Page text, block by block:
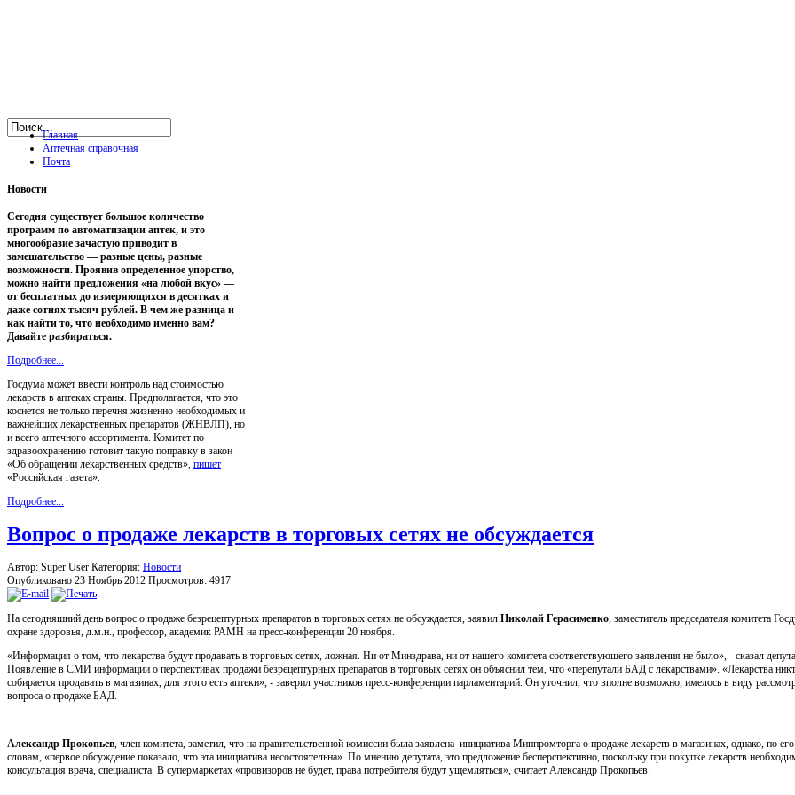
Главная
Аптечная справочная
Почта
Новости
Сегодня существует большое количество
программ по автоматизации аптек, и это
многообразие зачастую приводит в
замешательство — разные цены, разные
возможности. Проявив определенное упорство,
можно найти предложения «на любой вкус» —
от бесплатных до измеряющихся в десятках и
даже сотнях тысяч рублей. В чем же разница и
как найти то, что необходимо именно вам?
Давайте разбираться.
Подробнее...
Госдума может ввести контроль над стоимостью
лекарств в аптеках страны. Предполагается, что это
коснется не только перечня жизненно необходимых и
важнейших лекарственных препаратов (ЖНВЛП), но
и всего аптечного ассортимента. Комитет по
здравоохранению готовит такую поправку в закон
«Об обращении лекарственных средств», пишет
«Российская газета».
Подробнее...
Вопрос о продаже лекарств в торговых сетях не обсуждается
Автор: Super User Категория: Новости
Опубликовано 23 Ноябрь 2012 Просмотров: 4917
На сегодняшний день вопрос о продаже безрецептурных препаратов в торговых сетях не обсуждается, заявил Николай Герасименко, заместитель председателя комитета
охране здоровья, д.м.н., профессор, академик РАМН на пресс-конференции 20 ноября.
«Информация о том, что лекарства будут продавать в торговых сетях, ложная. Ни от Минздрава, ни от нашего комитета соответствующего заявления не было», - сказал
Появление в СМИ информации о перспективах продажи безрецептурных препаратов в торговых сетях он объяснил тем, что «перепутали БАД с лекарствами». «Лекарства
собирается продавать в магазинах, для этого есть аптеки», - заверил участников пресс-конференции парламентарий. Он уточнил, что вполне возможно, имелось в виду
вопроса о продаже БАД.
Александр Прокопьев, член комитета, заметил, что на правительственной комиссии была заявлена инициатива Минпромторга о продаже лекарств в магазинах, однако, по его
словам, «первое обсуждение показало, что эта инициатива несостоятельна». По мнению депутата, это предложение бесперспективно, поскольку при покупке лекарств
консультация врача, специалиста. В супермаркетах «провизоров не будет, права потребителя будут ущемляться», считает Александр Прокопьев.